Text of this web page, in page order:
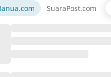
SuaraPost.com